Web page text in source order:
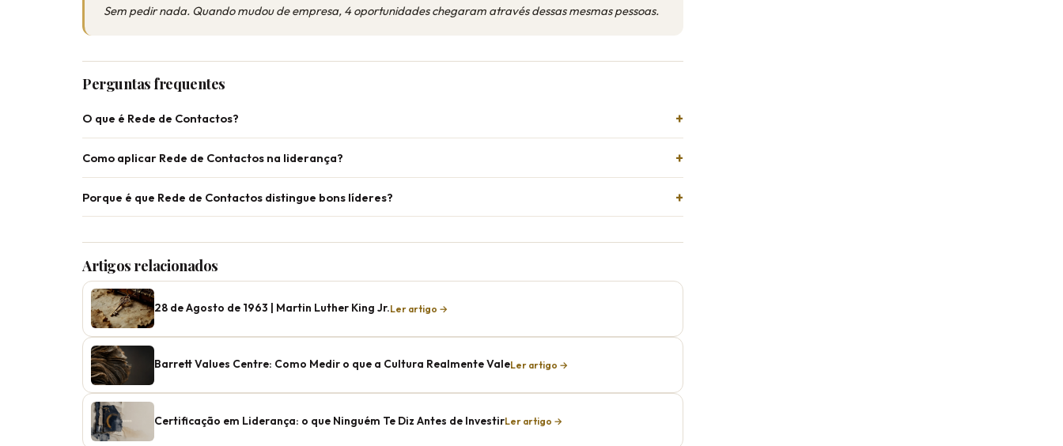
Sem pedir nada. Quando mudou de empresa, 4 oportunidades chegaram através dessas mesmas pessoas.
Perguntas frequentes
O que é Rede de Contactos?
Como aplicar Rede de Contactos na liderança?
Porque é que Rede de Contactos distingue bons líderes?
Artigos relacionados
28 de Agosto de 1963 | Martin Luther King Jr.Ler artigo →
Barrett Values Centre: Como Medir o que a Cultura Realmente ValeLer artigo →
Certificação em Liderança: o que Ninguém Te Diz Antes de InvestirLer artigo →